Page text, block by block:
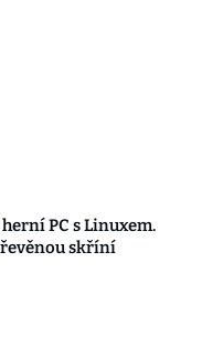
PC s Linuxem.
skříní